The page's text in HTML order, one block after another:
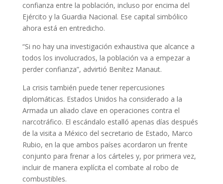
confianza entre la población, incluso por encima del
Ejército y la Guardia Nacional. Ese capital simbólico
ahora está en entredicho.
“Si no hay una investigación exhaustiva que alcance a
todos los involucrados, la población va a empezar a
perder confianza”, advirtió Benítez Manaut.
La crisis también puede tener repercusiones
diplomáticas. Estados Unidos ha considerado a la
Armada un aliado clave en operaciones contra el
narcotráfico. El escándalo estalló apenas días después
de la visita a México del secretario de Estado, Marco
Rubio, en la que ambos países acordaron un frente
conjunto para frenar a los cárteles y, por primera vez,
incluir de manera explícita el combate al robo de
combustibles.